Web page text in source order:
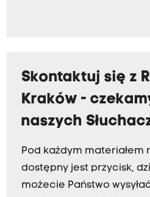
Skontaktuj się z
Kraków -
naszych
Pod każdym materiałem
dostępny jest przycisk,
możecie Państwo